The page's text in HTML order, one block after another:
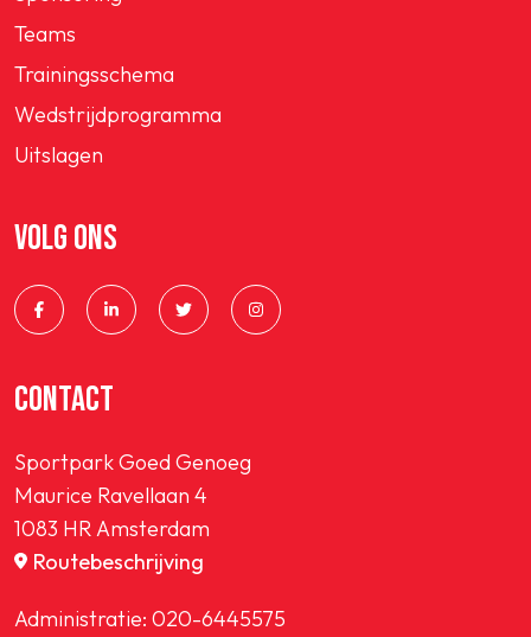
Teams
Trainingsschema
Wedstrijdprogramma
Uitslagen
VOLG ONS
CONTACT
Sportpark Goed Genoeg
Maurice Ravellaan 4
1083 HR Amsterdam
Routebeschrijving
Administratie: 020-6445575